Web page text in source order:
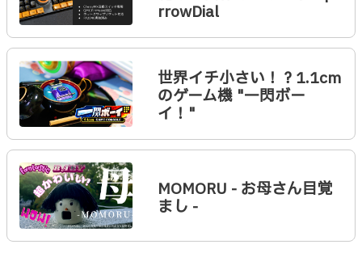
rrowDial
世界イチ小さい！？1.1cm
のゲーム機 "一閃ボー
イ！"
MOMORU - お母さん目覚
まし -